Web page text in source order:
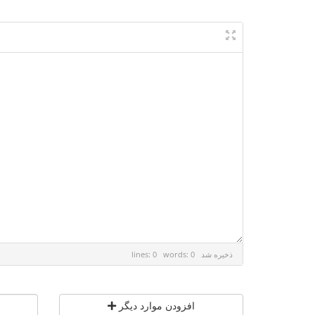
lines: 0 words: 0 ذخیره شد
افزودن موارد دیگر